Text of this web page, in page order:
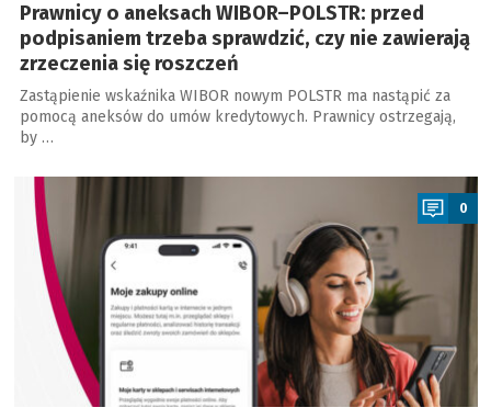
Prawnicy o aneksach WIBOR–POLSTR: przed
podpisaniem trzeba sprawdzić, czy nie zawierają
zrzeczenia się roszczeń
Zastąpienie wskaźnika WIBOR nowym POLSTR ma nastąpić za
pomocą aneksów do umów kredytowych. Prawnicy ostrzegają,
by …
0